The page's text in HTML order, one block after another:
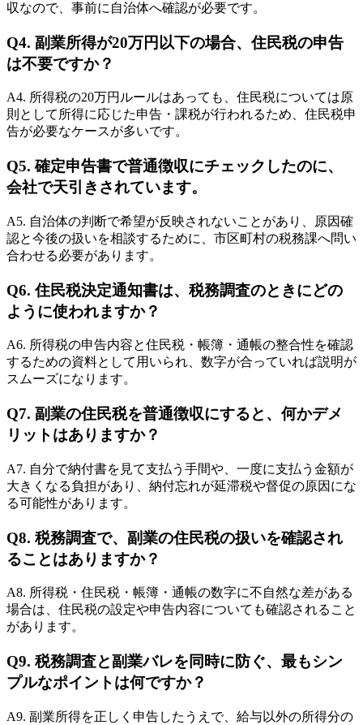
収なので、事前に自治体へ確認が必要です。
Q4. 副業所得が20万円以下の場合、住民税の申告
は不要ですか？
A4. 所得税の20万円ルールはあっても、住民税については原
則として所得に応じた申告・課税が行われるため、住民税申
告が必要なケースが多いです。
Q5. 確定申告書で普通徴収にチェックしたのに、
会社で天引きされています。
A5. 自治体の判断で希望が反映されないことがあり、原因確
認と今後の扱いを相談するために、市区町村の税務課へ問い
合わせる必要があります。
Q6. 住民税決定通知書は、税務調査のときにどの
ように使われますか？
A6. 所得税の申告内容と住民税・帳簿・通帳の整合性を確認
するための資料として用いられ、数字が合っていれば説明が
スムーズになります。
Q7. 副業の住民税を普通徴収にすると、何かデメ
リットはありますか？
A7. 自分で納付書を見て支払う手間や、一度に支払う金額が
大きくなる負担があり、納付忘れが延滞税や督促の原因にな
る可能性があります。
Q8. 税務調査で、副業の住民税の扱いを確認され
ることはありますか？
A8. 所得税・住民税・帳簿・通帳の数字に不自然な差がある
場合は、住民税の設定や申告内容についても確認されること
があります。
Q9. 税務調査と副業バレを同時に防ぐ、最もシン
プルなポイントは何ですか？
A9. 副業所得を正しく申告したうえで、給与以外の所得分の